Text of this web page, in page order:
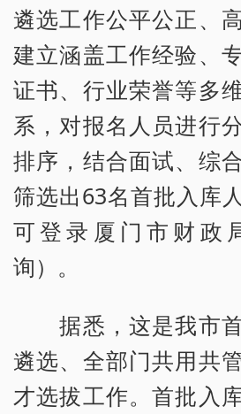
遴选工作公平公正、
建立涵盖工作经验、
证书、行业荣誉等多
系，对报名人员进行
排序，结合面试、综
筛选出63名首批入库
可登录厦门市财政
询）。
据悉，这是我市首
遴选、全部门共用共
才选拔工作。首批入